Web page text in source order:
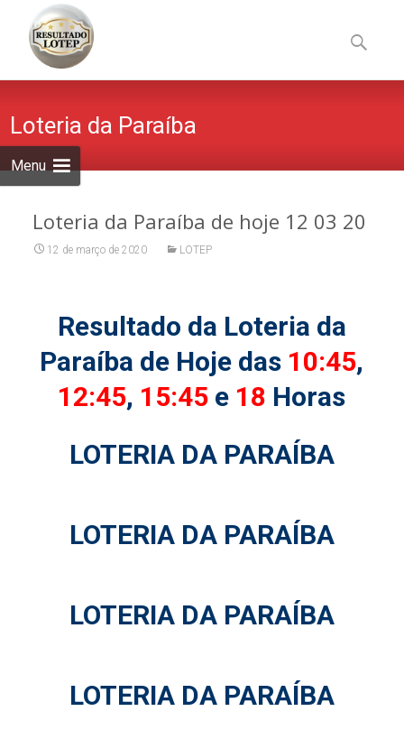
Menu
to
content
por:
Loteria da Paraíba
Loteria da Paraíba de hoje 12 03 20
12 de março de 2020 LOTEP
Resultado da Loteria da
Paraíba de Hoje das 10:45,
12:45, 15:45 e 18 Horas
LOTERIA DA PARAÍBA
LOTERIA DA PARAÍBA
LOTERIA DA PARAÍBA
LOTERIA DA PARAÍBA